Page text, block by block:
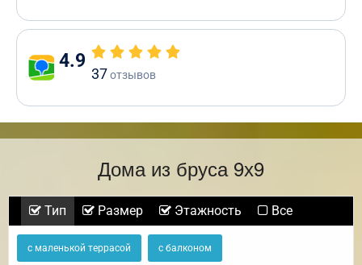
4.9
37отзывов
Дома из бруса 9х9
Тип Размер Этажность Все
с маленькой террасой с балконом